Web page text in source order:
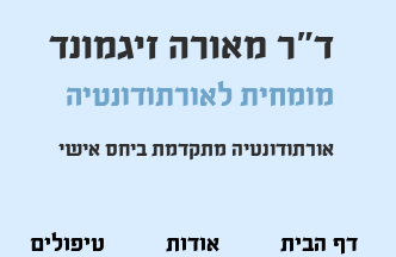
ד"ר מאורה זיגמונד
מומחית לאורתודונטיה
אורתודונטיה מתקדמת ביחס אישי
דף הבית אודות טיפולים